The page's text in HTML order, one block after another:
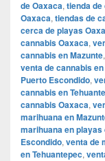
de Oaxaca, tienda
Oaxaca, tiendas de
cerca de playas
cannabis Oaxaca,
cannabis en Mazunte,
venta de cannabis
Puerto Escondido,
cannabis en
cannabis Oaxaca,
marihuana en
marihuana en
Escondido, venta de
en Tehuantepec,